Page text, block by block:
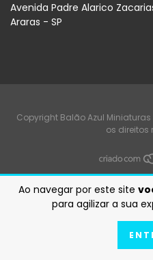
Ao navegar por este site
para agilizar a sua
Avenida Padre Alarico
Araras - SP
Copyright Balão Azul
os direitos